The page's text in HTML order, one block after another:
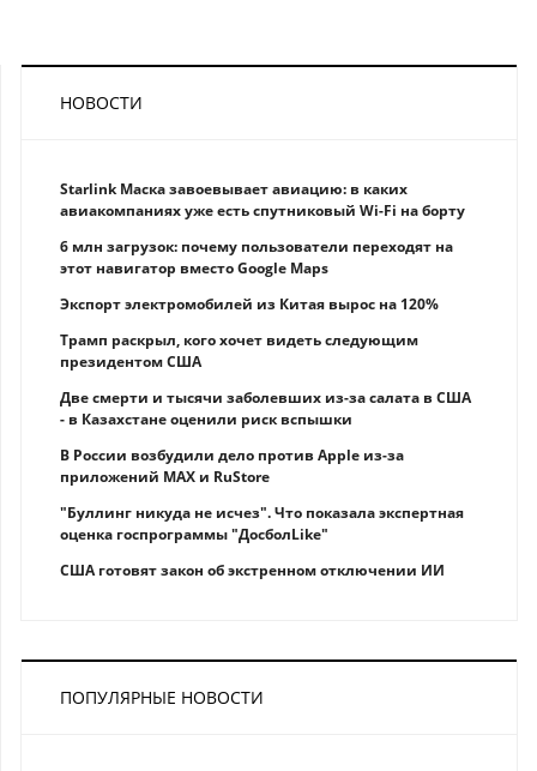
НОВОСТИ
Starlink Маска завоевывает авиацию: в каких
авиакомпаниях уже есть спутниковый Wi-Fi на борту
6 млн загрузок: почему пользователи переходят на
этот навигатор вместо Google Maps
Экспорт электромобилей из Китая вырос на 120%
Трамп раскрыл, кого хочет видеть следующим
президентом США
Две смерти и тысячи заболевших из-за салата в США
- в Казахстане оценили риск вспышки
В России возбудили дело против Apple из-за
приложений MAX и RuStore
"Буллинг никуда не исчез". Что показала экспертная
оценка госпрограммы "ДосболLike"
США готовят закон об экстренном отключении ИИ
ПОПУЛЯРНЫЕ НОВОСТИ